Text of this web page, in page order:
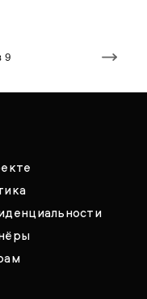
9